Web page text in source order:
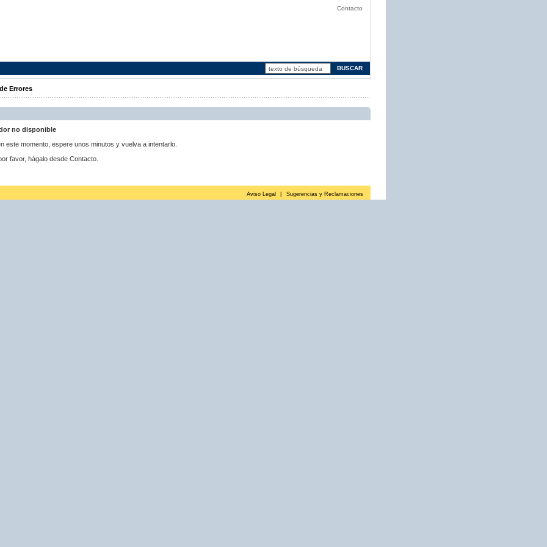
Contacto
Errores
no disponible
este momento, espere unos minutos y vuelva a intentarlo.
favor, hágalo desde Contacto.
Aviso Legal Sugerencias y Reclamaciones